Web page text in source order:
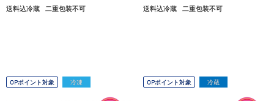
送料込冷蔵 二重包装不可 送料込冷蔵 二重包装不可
OPポイント対象 冷凍 OPポイント対象 冷蔵